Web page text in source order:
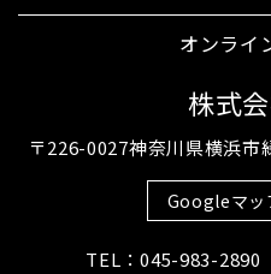
オンライ
株式
〒226-0027神奈川県横浜市
Googleマッ
TEL：045-983-